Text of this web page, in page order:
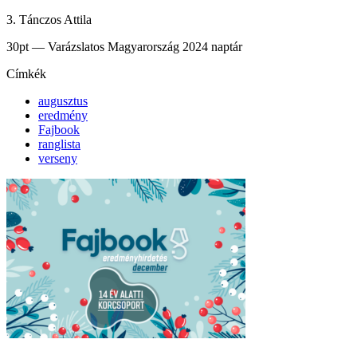
3. Tánczos Attila
30pt — Varázslatos Magyarország 2024 naptár
Címkék
augusztus
eredmény
Fajbook
ranglista
verseny